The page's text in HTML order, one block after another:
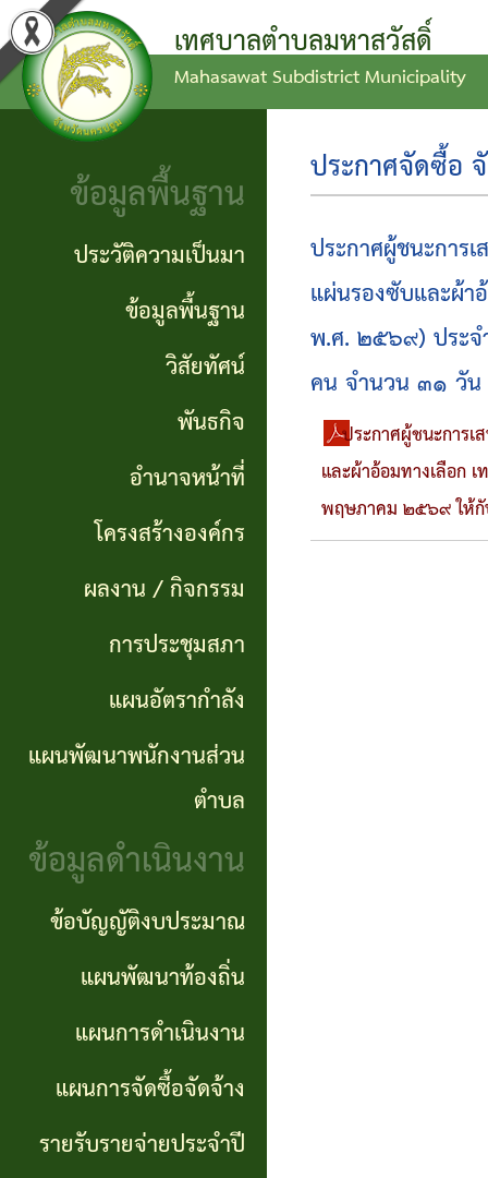
ข่าว
ประกาศ
ทั่วไป
ประกาศ
จัดซื้อ
จัดจ้าง
รายงาน
จัดซื้อ
จัดจ้าง
ข่าว
จัด
ซื้อ
จ้าง
ภาค
รัฐ
(e-
GP)
คู่มือ
การ
ข้อ
งบ
ประมาณ
แผน
พัฒนา
แผนการ
ดำเนิน
งาน
แผนการ
จัดซื้อ
ราย
จ่าย
ประจำ
ปี
รายงาน
ผลการ
ดำเนิน
ประวัติ
เป็นมา
ข้อมูล
พื้น
ฐาน
กิจ
หน้าที่
โครงสร้าง
องค์กร
/
กิจกรรม
การ
ประชุม
สภา
แผน
เทศบาลตำบลมหาสวัสดิ์
Mahasawat Subdistrict Municipality
ข้อมูลพื้นฐาน
ประวัติความเป็นมา
ข้อมูลพื้นฐาน
วิสัยทัศน์
พันธกิจ
อำนาจหน้าที่
โครงสร้างองค์กร
ผลงาน / กิจกรรม
การประชุมสภา
แผนอัตรากำลัง
แผนพัฒนาพนักงานส่วน
ตำบล
ข้อมูลดำเนินงาน
ข้อบัญญัติงบประมาณ
แผนพัฒนาท้องถิ่น
แผนการดำเนินงาน
แผนการจัดซื้อจัดจ้าง
รายรับรายจ่ายประจำปี
ประกาศจัดซื้อ
ประกาศผู้ชนะการ
แผ่นรองซับและผ้า
พ.ศ. ๒๕๖๙) ประ
คน จำนวน ๓๑ วัน
ประกาศผู้ชนะการ
และผ้าอ้อมทางเลือก
พฤษภาคม ๒๕๖๙ ให้กั